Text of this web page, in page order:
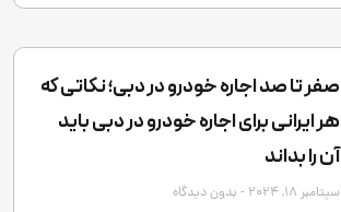
صفر تا صد اجاره خودرو در دبی؛ نکاتی که
هر ایرانی برای اجاره خودرو در دبی باید
آن را بداند
سپتامبر 18, 2024 بدون دیدگاه